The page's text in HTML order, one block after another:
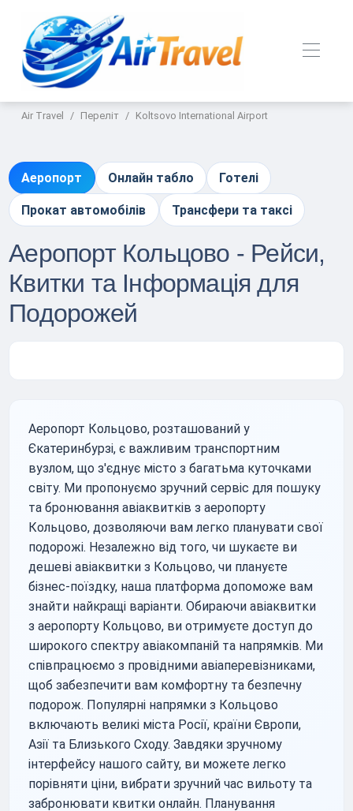
Air Travel Переліт Koltsovo International Airport
Аеропорт Онлайн табло Готелі
Прокат автомобілів Трансфери та таксі
Аеропорт Кольцово - Рейси,
Квитки та Інформація для
Подорожей
Аеропорт Кольцово, розташований у
Єкатеринбурзі, є важливим транспортним
вузлом, що з'єднує місто з багатьма куточками
світу. Ми пропонуємо зручний сервіс для пошуку
та бронювання авіаквитків з аеропорту
Кольцово, дозволяючи вам легко планувати свої
подорожі. Незалежно від того, чи шукаєте ви
дешеві авіаквитки з Кольцово, чи плануєте
бізнес-поїздку, наша платформа допоможе вам
знайти найкращі варіанти. Обираючи авіаквитки
з аеропорту Кольцово, ви отримуєте доступ до
широкого спектру авіакомпаній та напрямків. Ми
співпрацюємо з провідними авіаперевізниками,
щоб забезпечити вам комфортну та безпечну
подорож. Популярні напрямки з Кольцово
включають великі міста Росії, країни Європи,
Азії та Близького Сходу. Завдяки зручному
інтерфейсу нашого сайту, ви можете легко
порівняти ціни, вибрати зручний час вильоту та
забронювати квитки онлайн. Планування